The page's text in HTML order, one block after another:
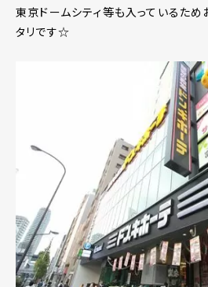
東京ドームシティ等も入っているた
タリです☆